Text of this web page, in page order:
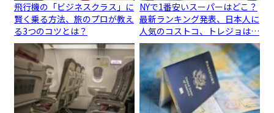
飛行機の「ビジネスクラス」に
賢く乗る方法、旅のプロが教え
る3つのコツとは？
NYで1番安いスーパーはどこ？
最新ランキング発表、日本人に
人気のコストコ、トレジョは…